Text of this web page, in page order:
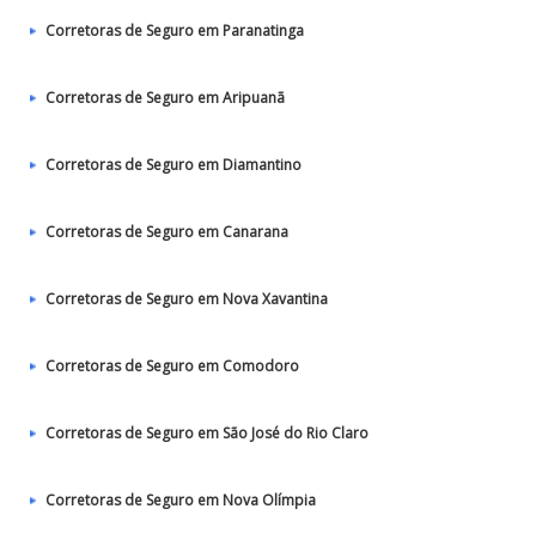
Corretoras de Seguro em Paranatinga
Corretoras de Seguro em Aripuanã
Corretoras de Seguro em Diamantino
Corretoras de Seguro em Canarana
Corretoras de Seguro em Nova Xavantina
Corretoras de Seguro em Comodoro
Corretoras de Seguro em São José do Rio Claro
Corretoras de Seguro em Nova Olímpia